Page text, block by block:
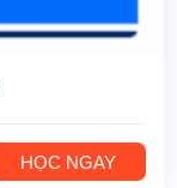
HỌC NGAY